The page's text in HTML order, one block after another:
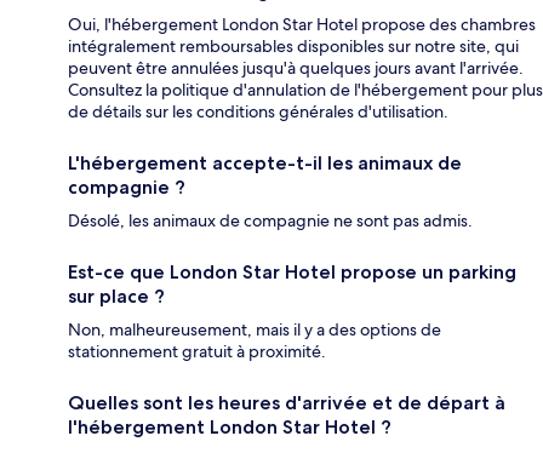
Oui, l'hébergement London Star Hotel propose des chambres
intégralement remboursables disponibles sur notre site, qui
peuvent être annulées jusqu'à quelques jours avant l'arrivée.
Consultez la politique d'annulation de l'hébergement pour plus
de détails sur les conditions générales d'utilisation.
L'hébergement accepte-t-il les animaux de
compagnie ?
Désolé, les animaux de compagnie ne sont pas admis.
Est-ce que London Star Hotel propose un parking
sur place ?
Non, malheureusement, mais il y a des options de
stationnement gratuit à proximité.
Quelles sont les heures d'arrivée et de départ à
l'hébergement London Star Hotel ?